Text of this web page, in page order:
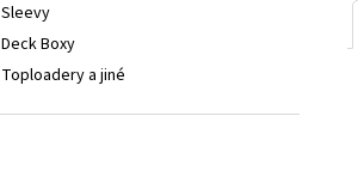
Sleevy
Deck Boxy
Toploadery a jiné